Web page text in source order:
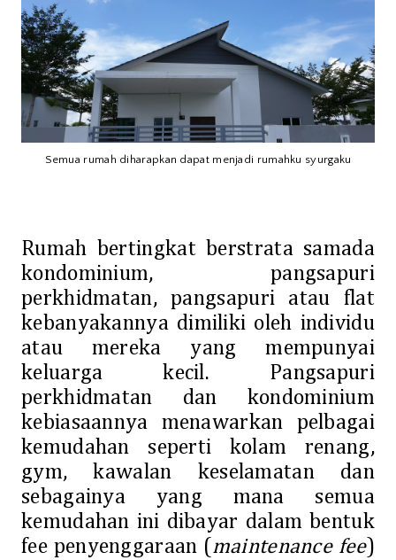
Semua rumah diharapkan dapat menjadi rumahku syurgaku
Rumah bertingkat berstrata samada
kondominium, pangsapuri
perkhidmatan, pangsapuri atau flat
kebanyakannya dimiliki oleh individu
atau mereka yang mempunyai
keluarga kecil. Pangsapuri
perkhidmatan dan kondominium
kebiasaannya menawarkan pelbagai
kemudahan seperti kolam renang,
gym, kawalan keselamatan dan
sebagainya yang mana semua
kemudahan ini dibayar dalam bentuk
fee penyenggaraan ( maintenance fee)